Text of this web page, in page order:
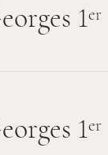
1er
1er